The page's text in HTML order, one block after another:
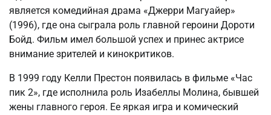
является комедийная драма «Джерри Магуайер»
(1996), где она сыграла роль главной героини Дороти
Бойд. Фильм имел большой успех и принес актрисе
внимание зрителей и кинокритиков.
В 1999 году Келли Престон появилась в фильме «Час
пик 2», где исполнила роль Изабеллы Молина, бывшей
жены главного героя. Ее яркая игра и комический